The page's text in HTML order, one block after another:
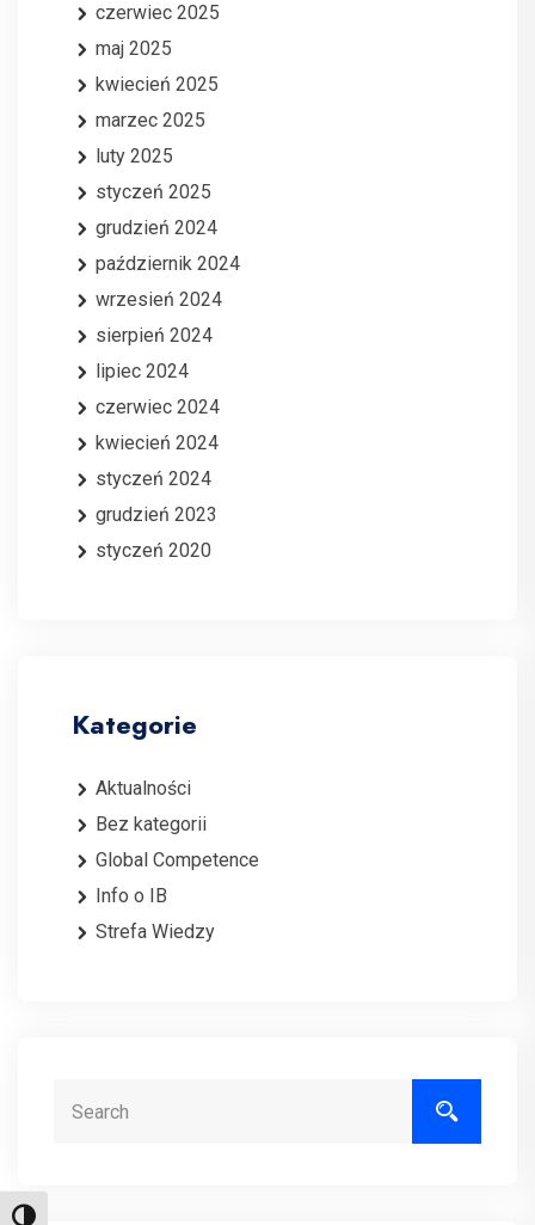
czerwiec 2025
maj 2025
kwiecień 2025
marzec 2025
luty 2025
styczeń 2025
grudzień 2024
październik 2024
wrzesień 2024
sierpień 2024
lipiec 2024
czerwiec 2024
kwiecień 2024
styczeń 2024
grudzień 2023
styczeń 2020
Kategorie
Aktualności
Bez kategorii
Global Competence
Info o IB
Strefa Wiedzy